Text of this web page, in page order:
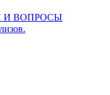
И ВОПРОСЫ